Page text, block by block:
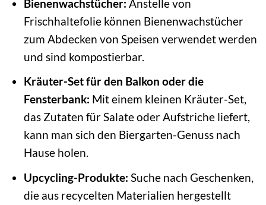
Bienenwachstücher: Anstelle von
Frischhaltefolie können Bienenwachstücher
zum Abdecken von Speisen verwendet werden
und sind kompostierbar.
Kräuter-Set für den Balkon oder die
Fensterbank: Mit einem kleinen Kräuter-Set,
das Zutaten für Salate oder Aufstriche liefert,
kann man sich den Biergarten-Genuss nach
Hause holen.
Upcycling-Produkte: Suche nach Geschenken,
die aus recycelten Materialien hergestellt